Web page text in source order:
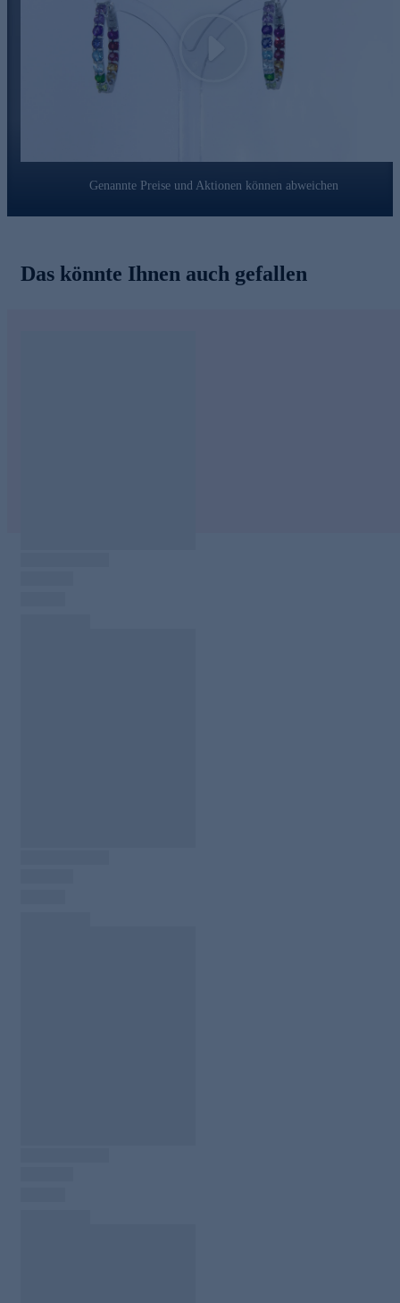
Genannte Preise und Aktionen können abweichen
Das könnte Ihnen auch gefallen